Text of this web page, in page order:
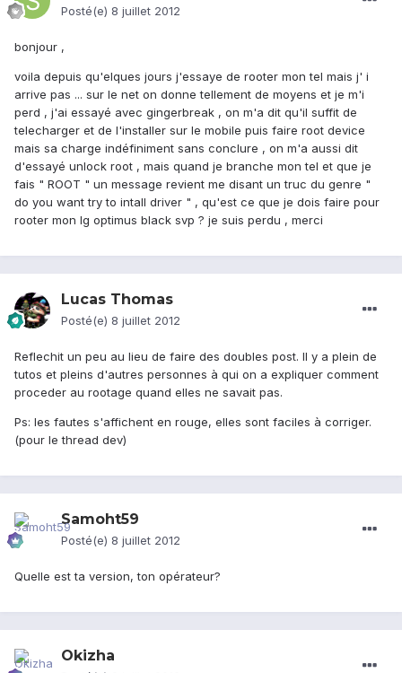
Posté(e) 8 juillet 2012
bonjour ,
voila depuis qu'elques jours j'essaye de rooter mon tel mais j' i
arrive pas ... sur le net on donne tellement de moyens et je m'i
perd , j'ai essayé avec gingerbreak , on m'a dit qu'il suffit de
telecharger et de l'installer sur le mobile puis faire root device
mais sa charge indéfiniment sans conclure , on m'a aussi dit
d'essayé unlock root , mais quand je branche mon tel et que je
fais " ROOT " un message revient me disant un truc du genre "
do you want try to intall driver " , qu'est ce que je dois faire pour
rooter mon lg optimus black svp ? je suis perdu , merci
Lucas Thomas
Posté(e) 8 juillet 2012
Reflechit un peu au lieu de faire des doubles post. Il y a plein de
tutos et pleins d'autres personnes à qui on a expliquer comment
proceder au rootage quand elles ne savait pas.
Ps: les fautes s'affichent en rouge, elles sont faciles à corriger.
(pour le thread dev)
Samoht59
Posté(e) 8 juillet 2012
Quelle est ta version, ton opérateur?
Okizha